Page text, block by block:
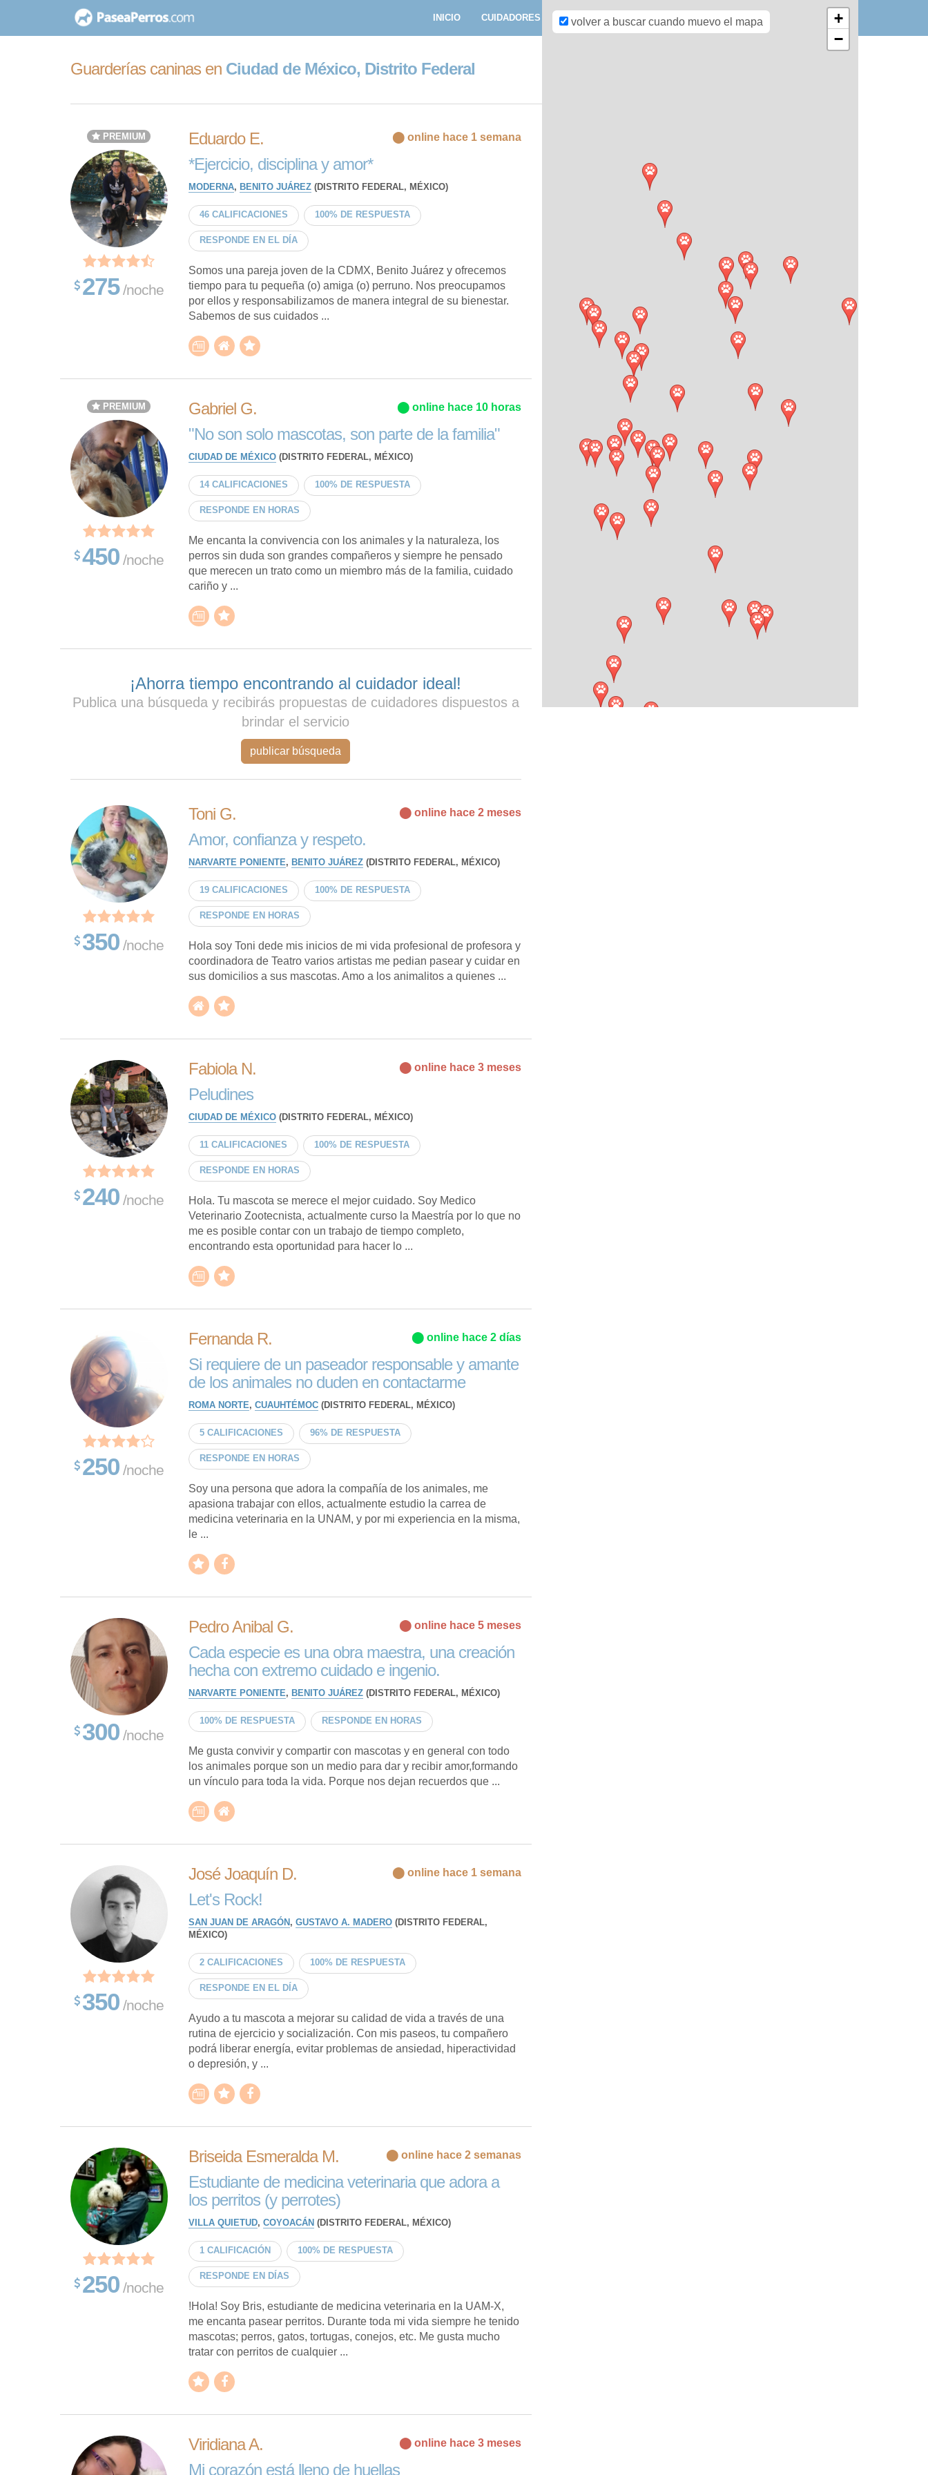
contenido
INICIO CUIDADORES PASEADORES AYUDA REGISTRARME INGRESAR
Guarderías caninas en Ciudad de México, Distrito Federal
PREMIUM
275/noche
Eduardo E. ⬤ online hace 1 semana
*Ejercicio, disciplina y amor*
MODERNA, BENITO JUÁREZ(DISTRITO FEDERAL, MÉXICO)
46 CALIFICACIONES 100% DE RESPUESTA
RESPONDE EN EL DÍA
Somos una pareja joven de la CDMX, Benito Juárez y ofrecemos
tiempo para tu pequeña (o) amiga (o) perruno. Nos preocupamos
por ellos y responsabilizamos de manera integral de su bienestar.
Sabemos de sus cuidados ...
PREMIUM
450 /noche
Gabriel G. ⬤ online hace 10 horas
"No son solo mascotas, son parte de la familia"
CIUDAD DE MÉXICO(DISTRITO FEDERAL, MÉXICO)
14 CALIFICACIONES 100% DE RESPUESTA
RESPONDE EN HORAS
Me encanta la convivencia con los animales y la naturaleza, los
perros sin duda son grandes compañeros y siempre he pensado
que merecen un trato como un miembro más de la familia, cuidado
cariño y ...
¡Ahorra tiempo encontrando al cuidador ideal!
Publica una búsqueda y recibirás propuestas de cuidadores dispuestos a
brindar el servicio
publicar búsqueda
350 /noche
Toni G. ⬤ online hace 2 meses
Amor, confianza y respeto.
NARVARTE PONIENTE, BENITO JUÁREZ(DISTRITO FEDERAL, MÉXICO)
19 CALIFICACIONES 100% DE RESPUESTA
RESPONDE EN HORAS
Hola soy Toni dede mis inicios de mi vida profesional de profesora y
coordinadora de Teatro varios artistas me pedian pasear y cuidar en
sus domicilios a sus mascotas. Amo a los animalitos a quienes ...
240 /noche
Fabiola N. ⬤ online hace 3 meses
Peludines
CIUDAD DE MÉXICO(DISTRITO FEDERAL, MÉXICO)
11 CALIFICACIONES 100% DE RESPUESTA
RESPONDE EN HORAS
Hola. Tu mascota se merece el mejor cuidado. Soy Medico
Veterinario Zootecnista, actualmente curso la Maestría por lo que no
me es posible contar con un trabajo de tiempo completo,
encontrando esta oportunidad para hacer lo ...
250 /noche
Fernanda R. ⬤ online hace 2 días
Si requiere de un paseador responsable y amante
de los animales no duden en contactarme
ROMA NORTE, CUAUHTÉMOC(DISTRITO FEDERAL, MÉXICO)
5 CALIFICACIONES 96% DE RESPUESTA
RESPONDE EN HORAS
Soy una persona que adora la compañía de los animales, me
apasiona trabajar con ellos, actualmente estudio la carrea de
medicina veterinaria en la UNAM, y por mi experiencia en la misma,
le ...
300 /noche
Pedro Anibal G. ⬤ online hace 5 meses
Cada especie es una obra maestra, una creación
hecha con extremo cuidado e ingenio.
NARVARTE PONIENTE, BENITO JUÁREZ(DISTRITO FEDERAL, MÉXICO)
100% DE RESPUESTA RESPONDE EN HORAS
Me gusta convivir y compartir con mascotas y en general con todo
los animales porque son un medio para dar y recibir amor,formando
un vínculo para toda la vida. Porque nos dejan recuerdos que ...
350 /noche
José Joaquín D. ⬤ online hace 1 semana
Let's Rock!
SAN JUAN DE ARAGÓN , GUSTAVO A. MADERO(DISTRITO FEDERAL,
MÉXICO)
2 CALIFICACIONES 100% DE RESPUESTA
RESPONDE EN EL DÍA
Ayudo a tu mascota a mejorar su calidad de vida a través de una
rutina de ejercicio y socialización. Con mis paseos, tu compañero
podrá liberar energía, evitar problemas de ansiedad, hiperactividad
o depresión, y ...
250 /noche
Briseida Esmeralda M. ⬤ online hace 2 semanas
Estudiante de medicina veterinaria que adora a
los perritos (y perrotes)
VILLA QUIETUD, COYOACÁN (DISTRITO FEDERAL, MÉXICO)
1 CALIFICACIÓN 100% DE RESPUESTA
RESPONDE EN DÍAS
!Hola! Soy Bris, estudiante de medicina veterinaria en la UAM-X,
me encanta pasear perritos. Durante toda mi vida siempre he tenido
mascotas; perros, gatos, tortugas, conejos, etc. Me gusta mucho
tratar con perritos de cualquier ...
Viridiana A. ⬤ online hace 3 meses
Mi corazón está lleno de huellas
volver a buscar cuando muevo el mapa
+
−